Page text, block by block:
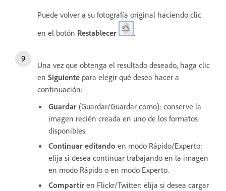
Puede volver a su fotografía original haciendo clic
en el botón Restablecer .
Una vez que obtenga el resultado deseado, haga clic
en Siguiente para elegir qué desea hacer a
continuación:
Guardar (Guardar/Guardar como): conserve la
imagen recién creada en uno de los formatos
disponibles.
Continuar editando en modo Rápido/Experto:
elija si desea continuar trabajando en la imagen
en modo Rápido o en modo Experto.
Compartir en Flickr/Twitter: elija si desea cargar